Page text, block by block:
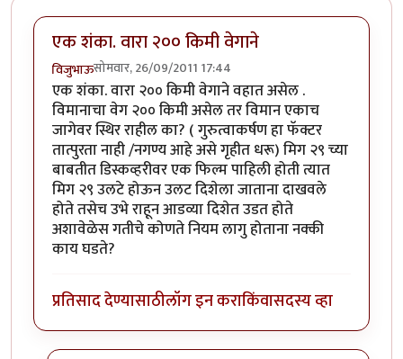
एक शंका. वारा २०० किमी वेगाने
विजुभाऊसोमवार, 26/09/2011 17:44
एक शंका. वारा २०० किमी वेगाने वहात असेल .
विमानाचा वेग २०० किमी असेल तर विमान एकाच
जागेवर स्थिर राहील का? ( गुरुत्वाकर्षण हा फॅक्टर
तात्पुरता नाही /नगण्य आहे असे गृहीत धरू) मिग २९ च्या
बाबतीत डिस्कव्हरीवर एक फिल्म पाहिली होती त्यात
मिग २९ उलटे होऊन उलट दिशेला जाताना दाखवले
होते तसेच उभे राहून आडव्या दिशेत उडत होते
अशावेळेस गतीचे कोणते नियम लागु होताना नक्की
काय घडते?
प्रतिसाद देण्यासाठीलॉग इन कराकिंवासदस्य व्हा